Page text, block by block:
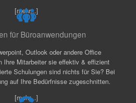
[mehr...]
für Büroanwendungen
Outlook oder andere Office
Ihre Mitarbeiter sie effektiv & effizient
Schulungen sind nichts für Sie? Bei
auf Ihre Bedürfnisse zugeschnitten.
[mehr...]